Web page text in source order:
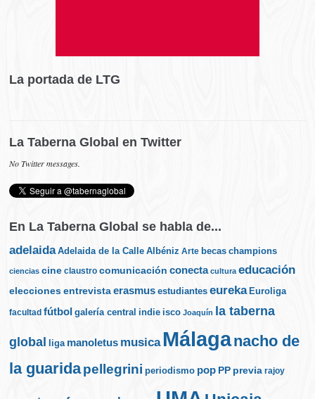
La portada de LTG
La Taberna Global en Twitter
No Twitter messages.
En La Taberna Global se habla de...
adelaida Adelaida de la Calle Albéniz Arte becas champions
ciencias cine claustro comunicación conecta cultura educación
elecciones entrevista erasmus estudiantes eureka Euroliga
facultad fútbol galería central indie isco Joaquín la taberna
global liga manoletus musica Málaganacho de
la guaridapellegrini periodismo pop PP previa rajoy